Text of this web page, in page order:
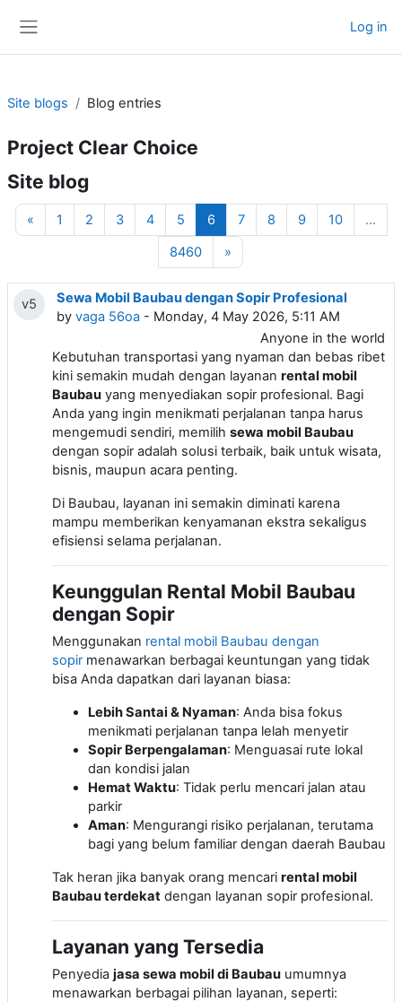
Log in
Site blogs Blog entries
Project Clear Choice
Site blog
«Previous page
1 Page 1
2Page 2
3Page 3
4Page 4
5Page 5
6Page 6
7Page 7
8Page 8
9Page 9
10Page 10
…
8460Page 8460
»
v5
Sewa Mobil Baubau dengan Sopir Profesional
by vaga 56oa - Monday, 4 May 2026, 5:11 AM
Anyone in the world
Kebutuhan transportasi yang nyaman dan bebas ribet
kini semakin mudah dengan layanan rental mobil
Baubau yang menyediakan sopir profesional. Bagi
Anda yang ingin menikmati perjalanan tanpa harus
mengemudi sendiri, memilih sewa mobil Baubau
dengan sopir adalah solusi terbaik, baik untuk wisata,
bisnis, maupun acara penting.
Di Baubau, layanan ini semakin diminati karena
mampu memberikan kenyamanan ekstra sekaligus
efisiensi selama perjalanan.
Keunggulan Rental Mobil Baubau
dengan Sopir
Menggunakan rental mobil Baubau dengan
sopirmenawarkan berbagai keuntungan yang tidak
bisa Anda dapatkan dari layanan biasa:
Lebih Santai & Nyaman: Anda bisa fokus
menikmati perjalanan tanpa lelah menyetir
Sopir Berpengalaman: Menguasai rute lokal
dan kondisi jalan
Hemat Waktu: Tidak perlu mencari jalan atau
parkir
Aman: Mengurangi risiko perjalanan, terutama
bagi yang belum familiar dengan daerah Baubau
Tak heran jika banyak orang mencari rental mobil
Baubau terdekat dengan layanan sopir profesional.
Layanan yang Tersedia
Penyedia jasa sewa mobil di Baubau umumnya
menawarkan berbagai pilihan layanan, seperti: